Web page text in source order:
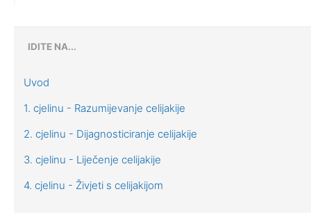
IDITE NA...
Uvod
1. cjelinu - Razumijevanje celijakije
2. cjelinu - Dijagnosticiranje celijakije
3. cjelinu - Liječenje celijakije
4. cjelinu - Živjeti s celijakijom